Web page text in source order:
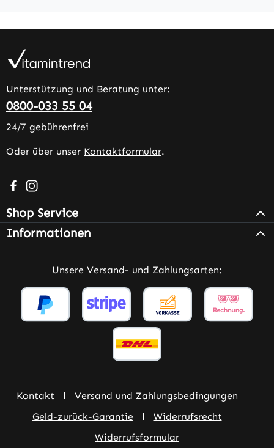
Unterstützung und Beratung unter:
0800-033 55 04
24/7 gebührenfrei
Oder über unser Kontaktformular.
Besuche uns auf Facebook – öffnet in neuem Tab
Schau auf Instagram vorbei – öffnet in neuem Tab
Shop Service
Informationen
Unsere Versand- und Zahlungsarten:
Kontakt
Versand und Zahlungsbedingungen
Geld-zurück-Garantie
Widerrufsrecht
Widerrufsformular